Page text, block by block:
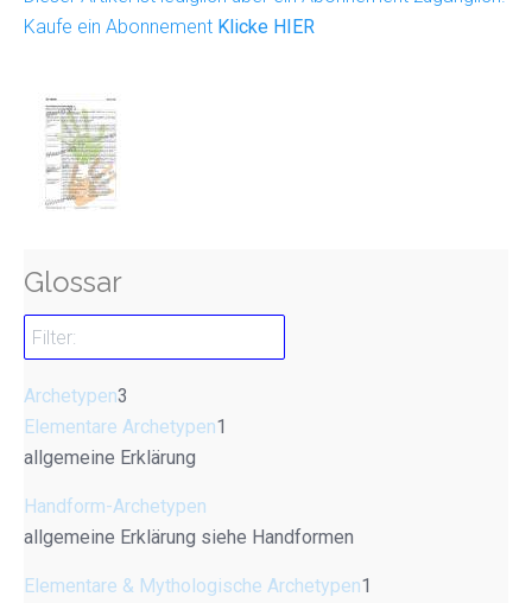
Kaufe ein Abonnement Klicke HIER
Glossar
Archetypen3
Elementare Archetypen1
allgemeine Erklärung
Handform-Archetypen
allgemeine Erklärung siehe Handformen
Elementare & Mythologische Archetypen1